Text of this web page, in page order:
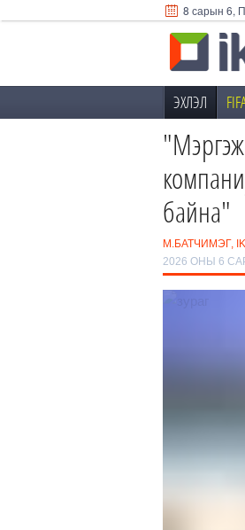
8 сарын 6,
ЭХЛЭЛ
байна"
М.БАТЧИМЭГ,
2026 ОНЫ 6